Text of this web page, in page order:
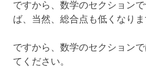
ですから、数学のセクション
ば、当然、総合点も低くなりま
ですから、数学のセクション
てください。